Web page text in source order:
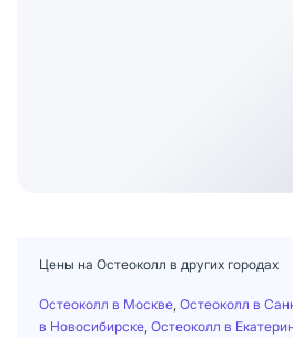
Цены на Остеоколл в других городах
Остеоколл в Москве Остеоколл в
в Новосибирске Остеоколл в